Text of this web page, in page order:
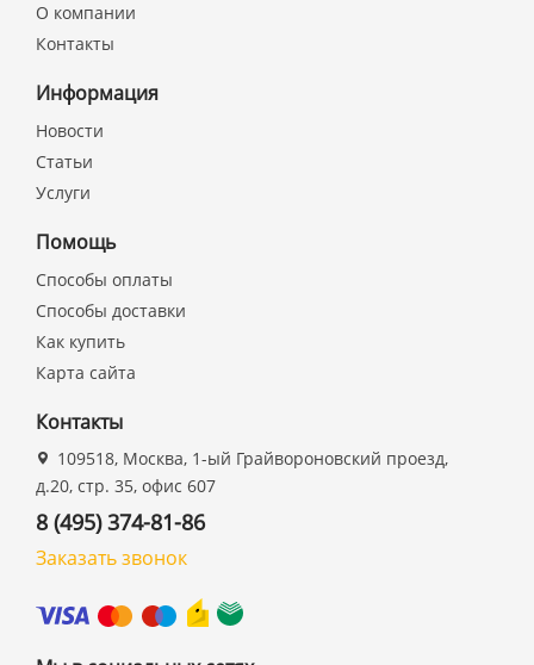
О компании
Контакты
Информация
Новости
Статьи
Услуги
Помощь
Способы оплаты
Способы доставки
Как купить
Карта сайта
Контакты
109518, Москва, 1-ый Грайвороновский проезд,
д.20, стр. 35, офис 607
8 (495) 374-81-86
Заказать звонок